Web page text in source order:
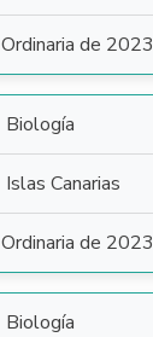
Ordinaria de 2023
Biología
Islas Canarias
Ordinaria de 2023
Biología